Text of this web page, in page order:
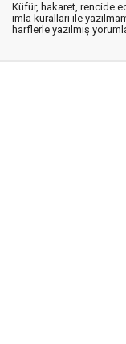
Küfür, hakaret, rencide
imla kuralları ile
harflerle yazılmış